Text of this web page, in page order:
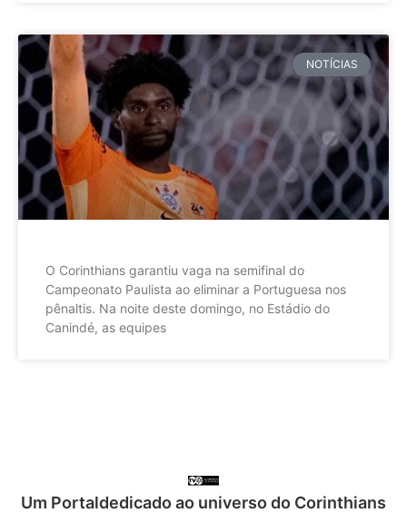
NOTÍCIAS
O Corinthians garantiu vaga na semifinal do
Campeonato Paulista ao eliminar a Portuguesa nos
pênaltis. Na noite deste domingo, no Estádio do
Canindé, as equipes
Um Portaldedicado ao universo do Corinthians